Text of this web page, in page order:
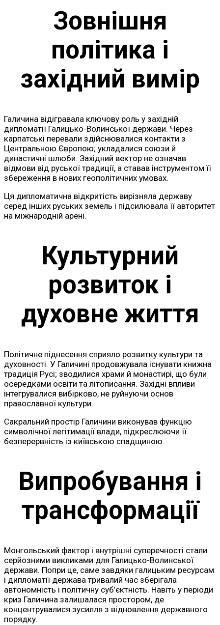
Зовнішня
політика і
західний вимір
Галичина відігравала ключову роль у західній
дипломатії Галицько-Волинської держави. Через
карпатські перевали здійснювалися контакти з
Центральною Європою; укладалися союзи й
династичні шлюби. Західний вектор не означав
відмови від руської традиції, а ставав інструментом її
збереження в нових геополітичних умовах.
Ця дипломатична відкритість вирізняла державу
серед інших руських земель і підсилювала її авторитет
на міжнародній арені.
Культурний
розвиток і
духовне життя
Політичне піднесення сприяло розвитку культури та
духовності. У Галичині продовжувала існувати книжна
традиція Русі; зводилися храми й монастирі, що були
осередками освіти та літописання. Західні впливи
інтегрувалися вибірково, не руйнуючи основ
православної культури.
Сакральний простір Галичини виконував функцію
символічної легітимації влади, підкреслюючи її
безперервність із київською спадщиною.
Випробування і
трансформації
Монгольський фактор і внутрішні суперечності стали
серйозними викликами для Галицько-Волинської
держави. Попри це, саме завдяки галицьким ресурсам
і дипломатії держава тривалий час зберігала
автономність і політичну суб’єктність. Навіть у періоди
криз Галичина залишалася простором, де
концентрувалися зусилля з відновлення державного
порядку.